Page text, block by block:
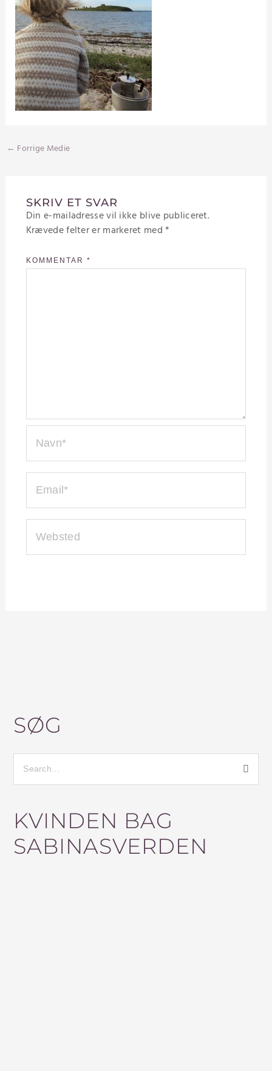
← Forrige Medie
SKRIV ET SVAR
Din e-mailadresse vil ikke blive publiceret.
Krævede felter er markeret med*
KOMMENTAR *
SØG
Ø
E
F
T
KVINDEN BAG
SABINASVERDEN